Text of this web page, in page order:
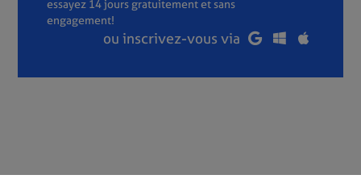
essayez 14 jours gratuitement et sans
engagement!
ou inscrivez-vous via